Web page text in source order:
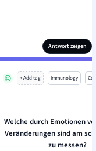
Antwort zeigen
+ Add tag Immunology
Welche durch Emotionen
Veränderungen sind am
zu messen?